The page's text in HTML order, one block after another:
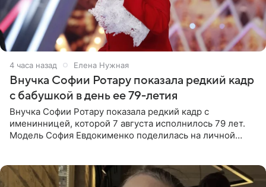
4 часа назад Елена Нужная
Внучка Софии Ротару показала редкий кадр
с бабушкой в день ее 79-летия
Внучка Софии Ротару показала редкий кадр с
именинницей, которой 7 августа исполнилось 79 лет.
Модель София Евдокименко поделилась на личной